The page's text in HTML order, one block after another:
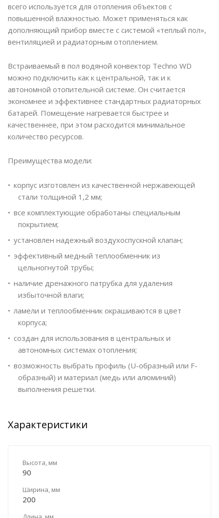
всего используется для отопления объектов с
повышенной влажностью. Может применяться как
дополняющий прибор вместе с системой «теплый пол»,
вентиляцией и радиаторным отоплением.
Встраиваемый в пол водяной конвектор Techno WD
можно подключить как к центральной, так и к
автономной отопительной системе. Он считается
экономнее и эффективнее стандартных радиаторных
батарей. Помещение нагревается быстрее и
качественнее, при этом расходится минимальное
количество ресурсов.
Преимущества модели:
корпус изготовлен из качественной нержавеющей
стали толщиной 1,2 мм;
все комплектующие обработаны специальным
покрытием;
установлен надежный воздухоспускной клапан;
эффективный медный теплообменник из
цельногнутой трубы;
наличие дренажного патрубка для удаления
избыточной влаги;
ламели и теплообменник окрашиваются в цвет
корпуса;
создан для использования в центральных и
автономных системах отопления;
возможность выбрать профиль (U-образный или F-
образный) и материал (медь или алюминий)
выполнения решетки.
Характеристики
Высота, мм
90
Ширина, мм
200